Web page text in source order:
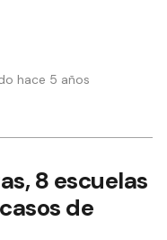
hace 5 años
8 escuelas
de